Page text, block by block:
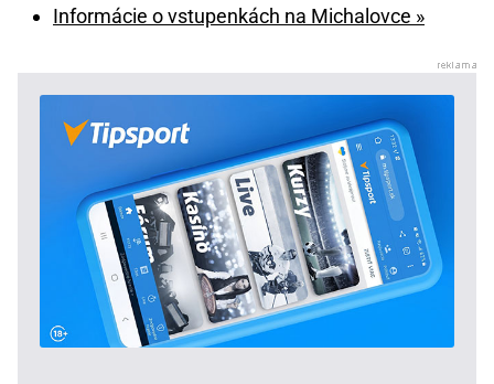
Informácie o vstupenkách na Michalovce »